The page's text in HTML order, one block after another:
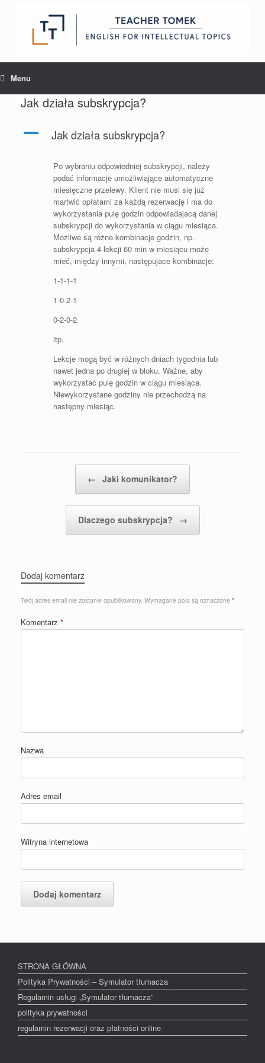
Menu
Jak działa subskrypcja?
A Jak działa subskrypcja?
Po wybraniu odpowiedniej subskrypcji, należy
podać informacje umożliwiające automatyczne
miesięczne przelewy. Klient nie musi się już
martwić opłatami za każdą rezerwację i ma do
wykorzystania pulę godzin odpowiadajacą danej
subskrypcji do wykorzystania w ciągu miesiąca.
Możliwe są różne kombinacje godzin, np.
subskrypcja 4 lekcji 60 min w miesiącu może
mieć, między innymi, następujace kombinacje:
1-1-1-1
1-0-2-1
0-2-0-2
itp.
Lekcje mogą być w różnych dniach tygodnia lub
nawet jedna po drugiej w bloku. Ważne, aby
wykorzystać pulę godzin w ciągu miesiąca.
Niewykorzystane godziny nie przechodzą na
następny miesiąc.
← Jaki komunikator?
Dlaczego subskrypcja? →
Dodaj komentarz
Twój adres email nie zostanie opublikowany. Wymagane pola są oznaczone *
Komentarz *
Nazwa
Adres email
Witryna internetowa
STRONA GŁÓWNA
Polityka Prywatności – Symulator tłumacza
Regulamin usługi „Symulator tłumacza”
polityka prywatności
regulamin rezerwacji oraz płatności online